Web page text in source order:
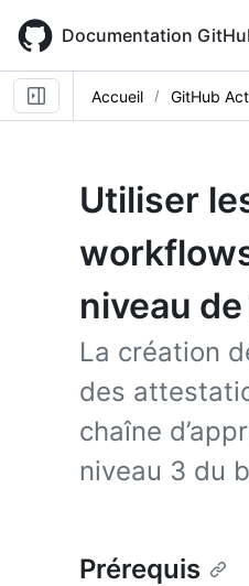
main
content
Documentation
Accueil GitHub
Utiliser
niveau
La création
des
chaîne
niveau 3 du
Prérequis